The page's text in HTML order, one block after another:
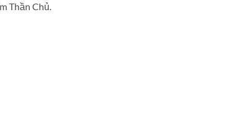
Thần Chủ.